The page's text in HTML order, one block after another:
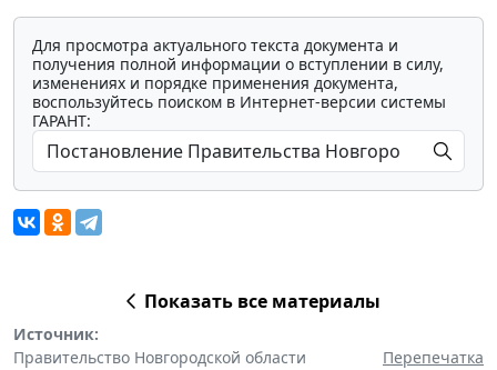
Для просмотра актуального текста документа и
получения полной информации о вступлении в силу,
изменениях и порядке применения документа,
воспользуйтесь поиском в Интернет-версии системы
ГАРАНТ:
Показать все материалы
Источник:
Правительство Новгородской области
Перепечатка